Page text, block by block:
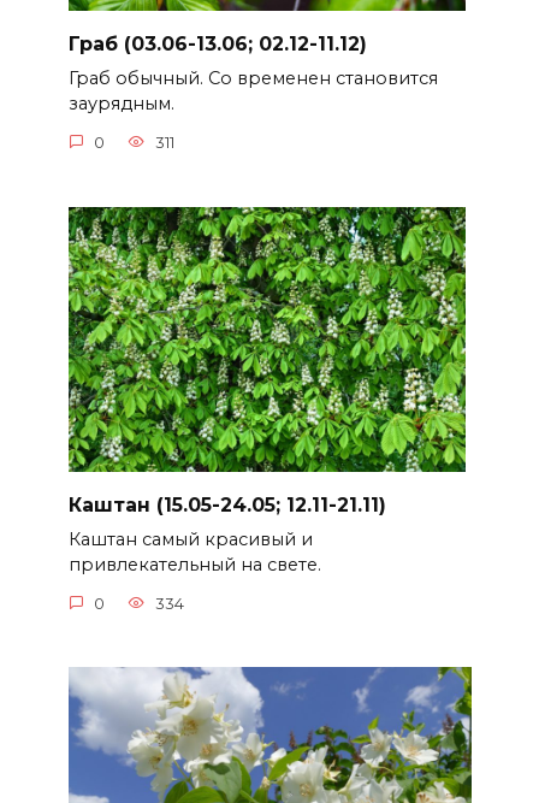
Граб (03.06-13.06; 02.12-11.12)
Граб обычный. Со временен становится
заурядным.
0 311
Каштан (15.05-24.05; 12.11-21.11)
Каштан самый красивый и
привлекательный на свете.
0 334